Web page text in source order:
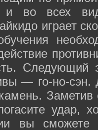
во всех
играет
— го-но-
удар,
вы сможете